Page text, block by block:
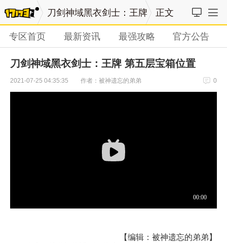
刀剑神域黑衣剑士：王牌 正文
专区首页 最新资讯 最强攻略 官方公告
刀剑神域黑衣剑士：王牌 第五层宝箱位置
2021-07-25 04:35:35 作者：被神遗忘的弟弟 0
【编辑：被神遗忘的弟弟】